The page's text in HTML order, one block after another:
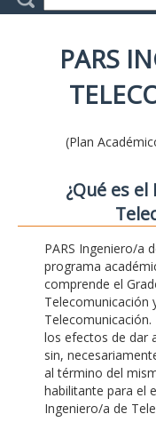
PARS
(Plan
¿Qué es
PARS Ingeniero/a
programa
comprende el
Telecomunicación
los efectos de dar
sin,
al término del
habilitante para el
Ingeniero/a de